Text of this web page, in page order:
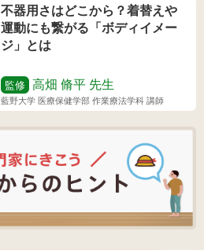
不器用さはどこから？着替えや
運動にも繋がる「ボディイメー
ジ」とは
監修 高畑 脩平 先生
藍野大学 医療保健学部 作業療法学科 講師